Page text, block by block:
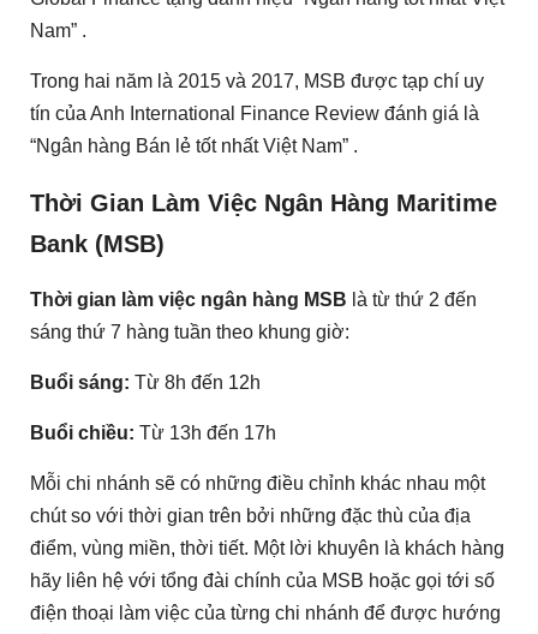
Nam” .
Trong hai năm là 2015 và 2017, MSB được tạp chí uy
tín của Anh International Finance Review đánh giá là
“Ngân hàng Bán lẻ tốt nhất Việt Nam” .
Thời Gian Làm Việc Ngân Hàng Maritime
Bank (MSB)
Thời gian làm việc ngân hàng MSB là từ thứ 2 đến
sáng thứ 7 hàng tuần theo khung giờ:
Buổi sáng: Từ 8h đến 12h
Buổi chiều: Từ 13h đến 17h
Mỗi chi nhánh sẽ có những điều chỉnh khác nhau một
chút so với thời gian trên bởi những đặc thù của địa
điểm, vùng miền, thời tiết. Một lời khuyên là khách hàng
hãy liên hệ với tổng đài chính của MSB hoặc gọi tới số
điện thoại làm việc của từng chi nhánh để được hướng